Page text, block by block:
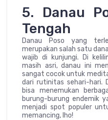
5. Danau
Tengah
Danau Poso yang
merupakan salah satu
wajib di kunjungi. Di
masih asri, danau ini
sangat cocok untuk
dari rutinitas sehari-hari.
bisa menemukan
burung-burung endemik
menjadi spot populer
memancing, lho!